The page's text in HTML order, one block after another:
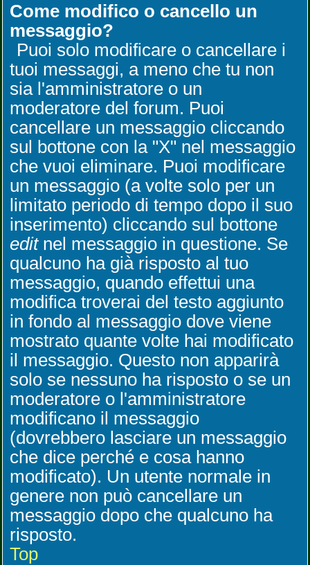
Come modifico o cancello un
messaggio?
Puoi solo modificare o cancellare i
tuoi messaggi, a meno che tu non
sia l'amministratore o un
moderatore del forum. Puoi
cancellare un messaggio cliccando
sul bottone con la "X" nel messaggio
che vuoi eliminare. Puoi modificare
un messaggio (a volte solo per un
limitato periodo di tempo dopo il suo
inserimento) cliccando sul bottone
editnel messaggio in questione. Se
qualcuno ha già risposto al tuo
messaggio, quando effettui una
modifica troverai del testo aggiunto
in fondo al messaggio dove viene
mostrato quante volte hai modificato
il messaggio. Questo non apparirà
solo se nessuno ha risposto o se un
moderatore o l'amministratore
modificano il messaggio
(dovrebbero lasciare un messaggio
che dice perché e cosa hanno
modificato). Un utente normale in
genere non può cancellare un
messaggio dopo che qualcuno ha
risposto.
Top